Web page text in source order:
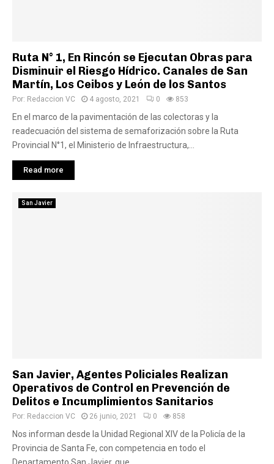
Ruta N° 1, En Rincón se Ejecutan Obras para
Disminuir el Riesgo Hídrico. Canales de San
Martín, Los Ceibos y León de los Santos
Por: Redaccion VC 4 agosto, 2021 0 853
En el marco de la pavimentación de las colectoras y la
readecuación del sistema de semaforización sobre la Ruta
Provincial N°1, el Ministerio de Infraestructura,...
Read more
San Javier
San Javier, Agentes Policiales Realizan
Operativos de Control en Prevención de
Delitos e Incumplimientos Sanitarios
Por: Redaccion VC 26 junio, 2021 0 858
Nos informan desde la Unidad Regional XIV de la Policía de la
Provincia de Santa Fe, con competencia en todo el